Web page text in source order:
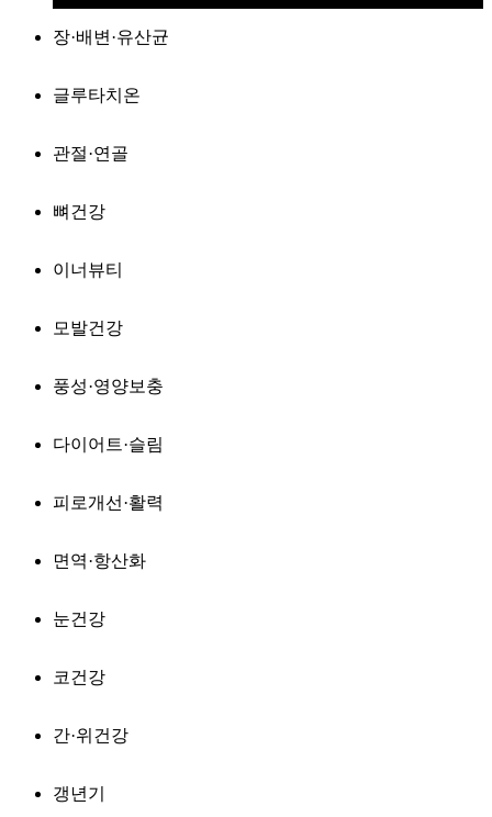
장·배변·유산균
글루타치온
관절·연골
뼈건강
이너뷰티
모발건강
풍성·영양보충
다이어트·슬림
피로개선·활력
면역·항산화
눈건강
코건강
간·위건강
갱년기